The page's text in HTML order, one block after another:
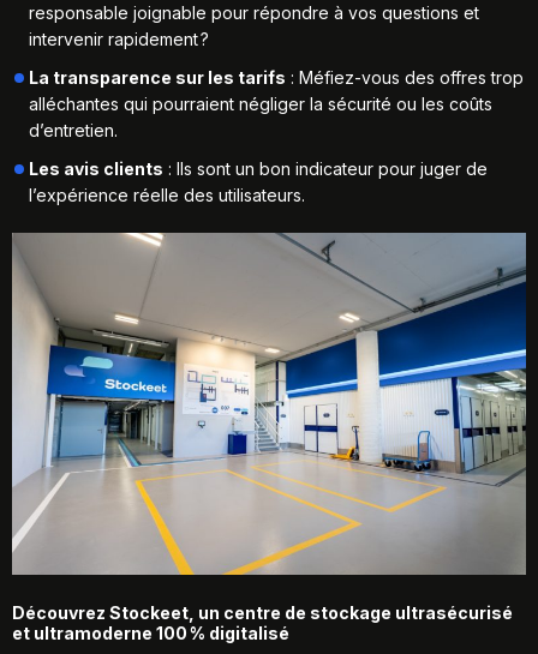
responsable joignable pour répondre à vos questions et
intervenir rapidement ?
La transparence sur les tarifs : Méfiez-vous des offres trop
alléchantes qui pourraient négliger la sécurité ou les coûts
d’entretien.
Les avis clients : Ils sont un bon indicateur pour juger de
l’expérience réelle des utilisateurs.
Découvrez Stockeet, un centre de stockage ultrasécurisé
et ultramoderne 100 % digitalisé